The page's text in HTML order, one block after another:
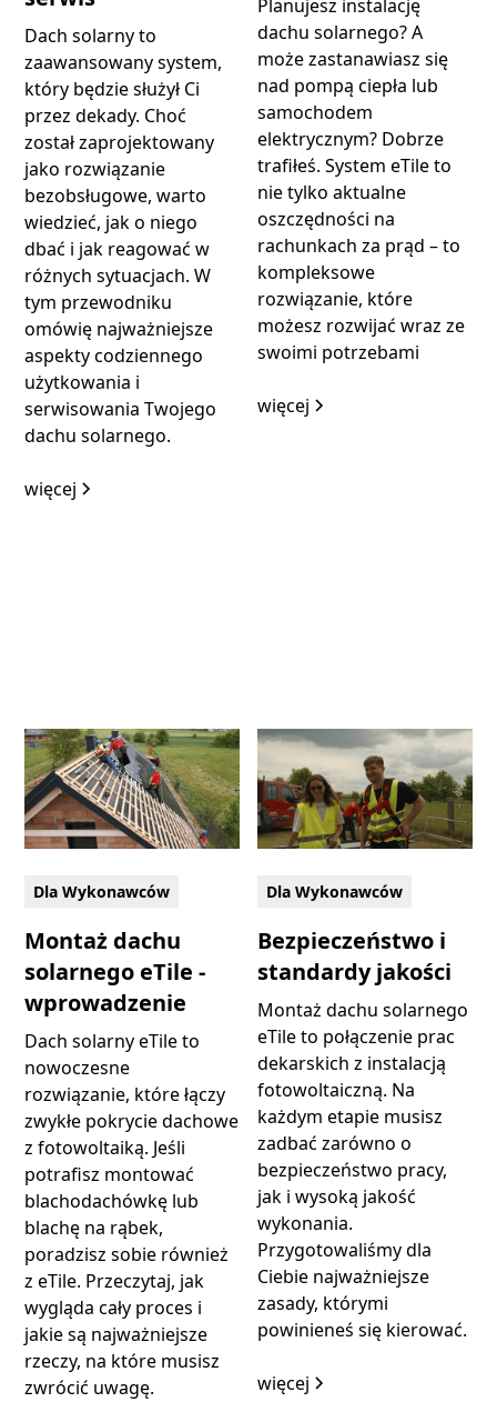
Dach solarny to
zaawansowany system,
który będzie służył Ci
przez dekady. Choć
został zaprojektowany
jako rozwiązanie
bezobsługowe, warto
wiedzieć, jak o niego
dbać i jak reagować w
różnych sytuacjach. W
tym przewodniku
omówię najważniejsze
aspekty codziennego
użytkowania i
serwisowania Twojego
dachu solarnego.
więcej
Planujesz instalację
dachu solarnego? A
może zastanawiasz się
nad pompą ciepła lub
samochodem
elektrycznym? Dobrze
trafiłeś. System eTile to
nie tylko aktualne
oszczędności na
rachunkach za prąd – to
kompleksowe
rozwiązanie, które
możesz rozwijać wraz ze
swoimi potrzebami
więcej
Dla Wykonawców
Montaż dachu
solarnego eTile -
wprowadzenie
Dach solarny eTile to
nowoczesne
rozwiązanie, które łączy
zwykłe pokrycie dachowe
z fotowoltaiką. Jeśli
potrafisz montować
blachodachówkę lub
blachę na rąbek,
poradzisz sobie również
z eTile. Przeczytaj, jak
wygląda cały proces i
jakie są najważniejsze
rzeczy, na które musisz
zwrócić uwagę.
Dla Wykonawców
Bezpieczeństwo i
standardy jakości
Montaż dachu solarnego
eTile to połączenie prac
dekarskich z instalacją
fotowoltaiczną. Na
każdym etapie musisz
zadbać zarówno o
bezpieczeństwo pracy,
jak i wysoką jakość
wykonania.
Przygotowaliśmy dla
Ciebie najważniejsze
zasady, którymi
powinieneś się kierować.
więcej